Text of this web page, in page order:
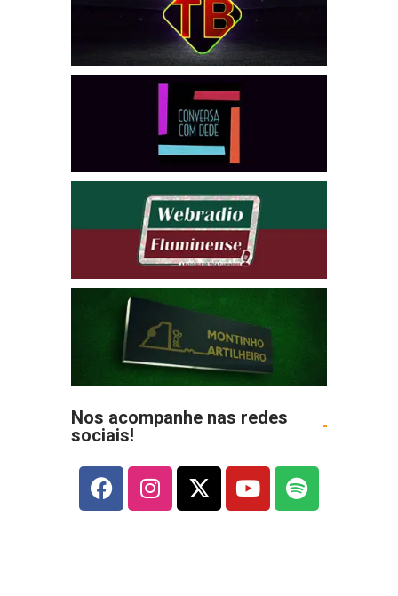
Nos acompanhe nas redes
sociais!